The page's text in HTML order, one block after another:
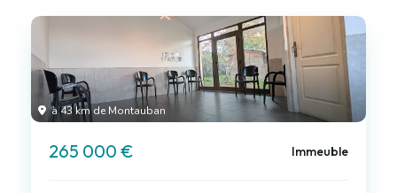
à 43 km de Montauban
265 000 € Immeuble